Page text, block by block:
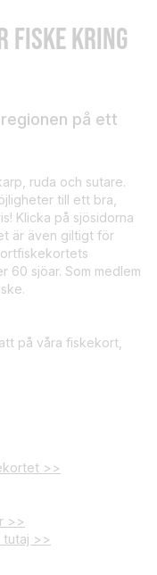
FISKE KRING
på ett
ruda och sutare.
till ett bra,
Klicka på sjösidorna
är även giltigt för
60 sjöar. Som medlem
på våra fiskekort,
>>
>>
tutaj >>